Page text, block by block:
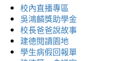
校內直播專區
吳鴻麟獎助學金
校長爸爸說故事
建德閱讀園地
學生病假回報單